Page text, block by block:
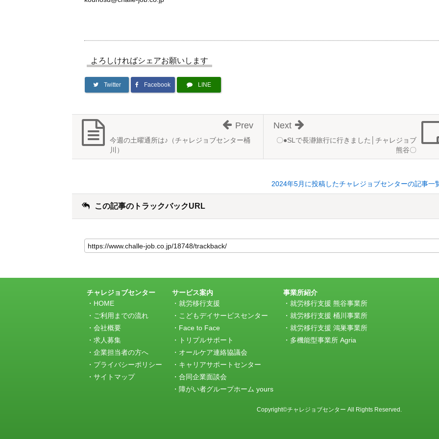
よろしければシェアお願いします
Twitter Facebook LINE
〇●SLで長瀞旅行に行きました│チャレジョブ
熊谷〇
Next
今週の土曜通所は♪（チャレジョブセンター桶
川）
Prev
2024年5月に投稿したチャレジョブセンターの記事一
この記事のトラックバックURL
の
記
ラ
ッ
ク
URL
チャレジョブセンター
HOME
ご利用までの流れ
会社概要
求人募集
企業担当者の方へ
プライバシーポリシー
サイトマップ
サービス案内
就労移行支援
こどもデイサービスセンター
Face to Face
トリプルサポート
オールケア連絡協議会
キャリアサポートセンター
合同企業面談会
障がい者グループホーム yours
事業所紹介
就労移行支援 熊谷事業所
就労移行支援 桶川事業所
就労移行支援 鴻巣事業所
多機能型事業所 Agria
Copyright©チャレジョブセンター All Rights Reserved.